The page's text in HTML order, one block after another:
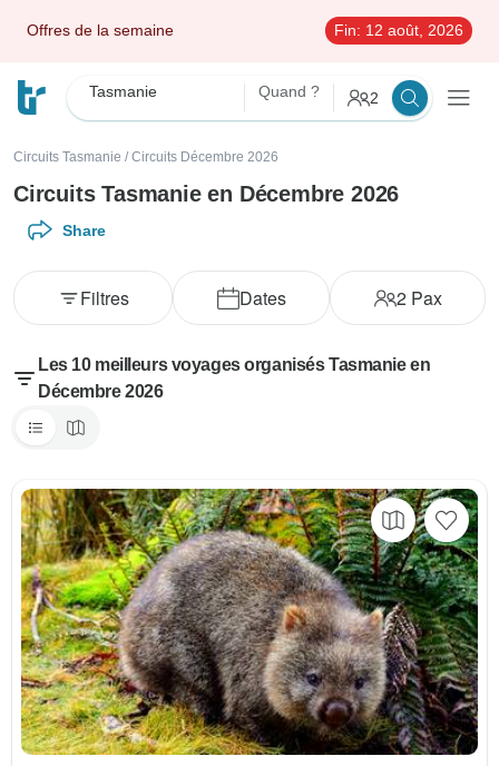
Offres de la semaine Fin: 12 août, 2026
Tasmanie Quand ? 2
Circuits Tasmanie / Circuits Décembre 2026
Circuits Tasmanie en Décembre 2026
Share
Dates 2Pax
Filtres
Les 10 meilleurs voyages organisés Tasmanie en
Décembre 2026